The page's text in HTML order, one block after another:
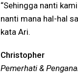
“Sehingga nanti
nanti mana hal-hal
kata Ari.
Christopher
Pemerhati &